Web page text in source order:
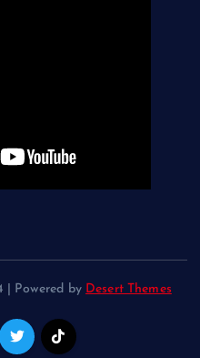
Powered by Desert Themes